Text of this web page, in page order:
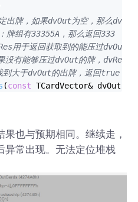
牌，如果dvOut为空，那么dvRes
Ex：牌组有33355A，那么返回333
dvRes用于返回获取到的能压过dvOut的
如果没有能够压过dvOut的牌，dvRes
到大于dvOut的出牌，返回true，
(const TCardVector&
也与预期相同。继续走，
异常出现。无法定位堆栈